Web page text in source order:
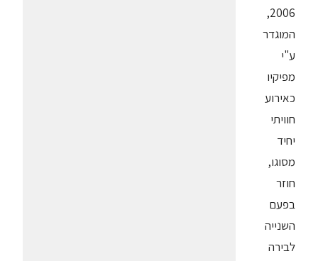
2006,
המוגדר
ע"י
מפיקיו
כאירוע
חוויתי
יחיד
מסוגו,
חוזר
בפעם
השנייה
לבירה